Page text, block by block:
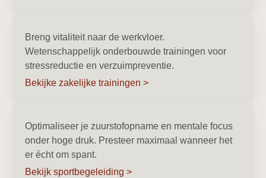
Breng vitaliteit naar de werkvloer.
Wetenschappelijk onderbouwde trainingen voor
stressreductie en verzuimpreventie.
Bekijke zakelijke trainingen >
Optimaliseer je zuurstofopname en mentale focus
onder hoge druk. Presteer maximaal wanneer het
er écht om spant.
Bekijk sportbegeleiding >